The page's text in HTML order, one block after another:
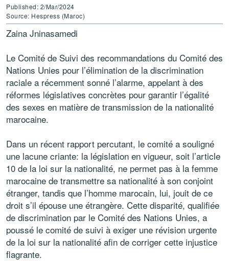
Published: 2/Mar/2024
Source: Hespress (Maroc)
Zaina Jninasamedi
Le Comité de Suivi des recommandations du Comité des
Nations Unies pour l’élimination de la discrimination
raciale a récemment sonné l’alarme, appelant à des
réformes législatives concrètes pour garantir l’égalité
des sexes en matière de transmission de la nationalité
marocaine.
Dans un récent rapport percutant, le comité a souligné
une lacune criante: la législation en vigueur, soit l’article
10 de la loi sur la nationalité, ne permet pas à la femme
marocaine de transmettre sa nationalité à son conjoint
étranger, tandis que l’homme marocain, lui, jouit de ce
droit s’il épouse une étrangère. Cette disparité, qualifiée
de discrimination par le Comité des Nations Unies, a
poussé le comité de suivi à exiger une révision urgente
de la loi sur la nationalité afin de corriger cette injustice
flagrante.